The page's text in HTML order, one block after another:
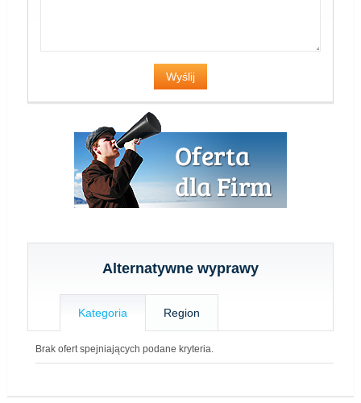
Alternatywne wyprawy
Kategoria Region
Brak ofert spejniających podane kryteria.